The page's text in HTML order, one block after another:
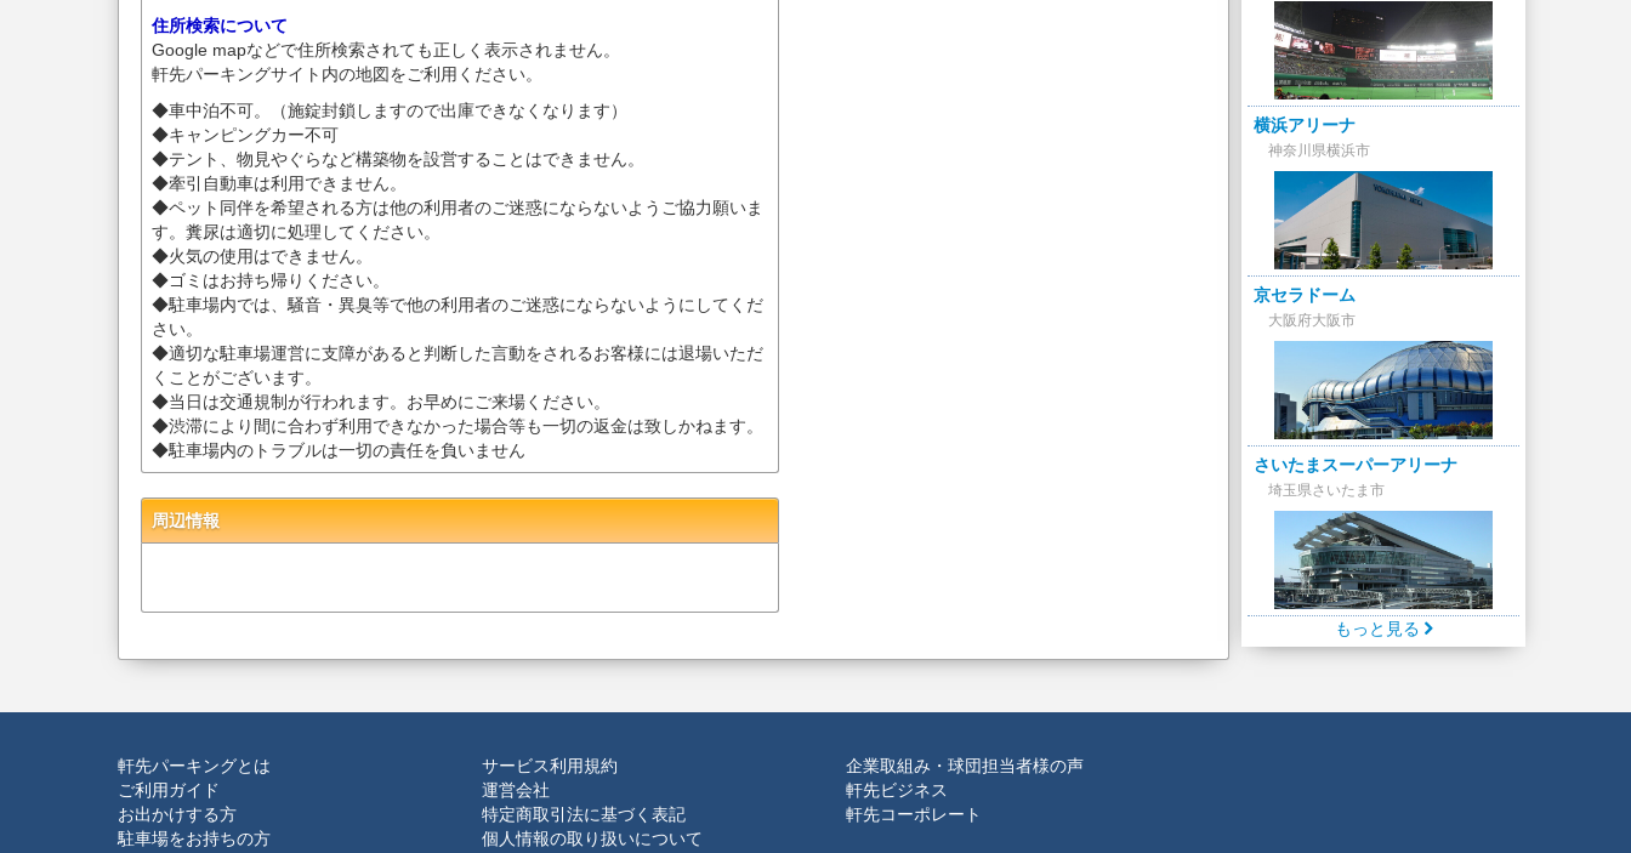
住所検索について
Google mapなどで住所検索されても正しく表示されません。
軒先パーキングサイト内の地図をご利用ください。
◆車中泊不可。（施錠封鎖しますので出庫できなくなります）
◆キャンピングカー不可
◆テント、物見やぐらなど構築物を設営することはできません。
◆牽引自動車は利用できません。
◆ペット同伴を希望される方は他の利用者のご迷惑にならないようご協力願いま
す。糞尿は適切に処理してください。
◆火気の使用はできません。
◆ゴミはお持ち帰りください。
◆駐車場内では、騒音・異臭等で他の利用者のご迷惑にならないようにしてくだ
さい。
◆適切な駐車場運営に支障があると判断した言動をされるお客様には退場いただ
くことがございます。
◆当日は交通規制が行われます。お早めにご来場ください。
◆渋滞により間に合わず利用できなかった場合等も一切の返金は致しかねます。
◆駐車場内のトラブルは一切の責任を負いません
周辺情報
横浜アリーナ
神奈川県横浜市
京セラドーム
大阪府大阪市
さいたまスーパーアリーナ
埼玉県さいたま市
もっと見る
軒先パーキングとは
ご利用ガイド
お出かけする方
駐車場をお持ちの方
サービス利用規約
運営会社
特定商取引法に基づく表記
個人情報の取り扱いについて
企業取組み・球団担当者様の声
軒先ビジネス
軒先コーポレート